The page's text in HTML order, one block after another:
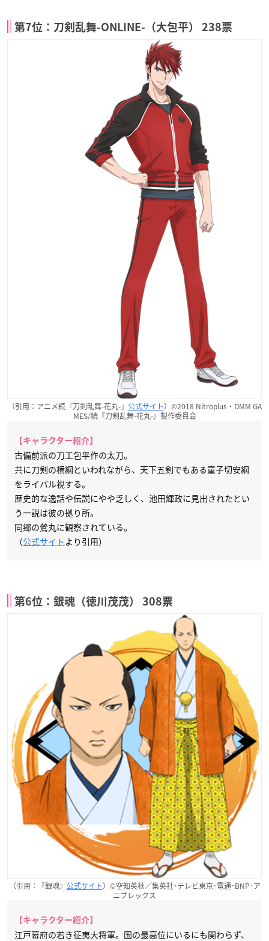
第7位：刀剣乱舞-ONLINE-（大包平） 238票
（引用：アニメ続『刀剣乱舞-花丸-』 公式サイト）©2018 Nitroplus・DMM GA
MES/続『刀剣乱舞-花丸-』製作委員会
【キャラクター紹介】
古備前派の刀工包平作の太刀。
共に刀剣の横綱といわれながら、天下五剣でもある童子切安綱
をライバル視する。
歴史的な逸話や伝説にやや乏しく、池田輝政に見出されたとい
う一説は彼の拠り所。
同郷の鶯丸に観察されている。
（公式サイト より引用）
第6位：銀魂（徳川茂茂） 308票
（引用：『銀魂』 公式サイト）©空知英秋／集英社･テレビ東京･電通･BNP･ア
ニプレックス
【キャラクター紹介】
江戸幕府の若き征夷大将軍。国の最高位にいるにも関わらず、